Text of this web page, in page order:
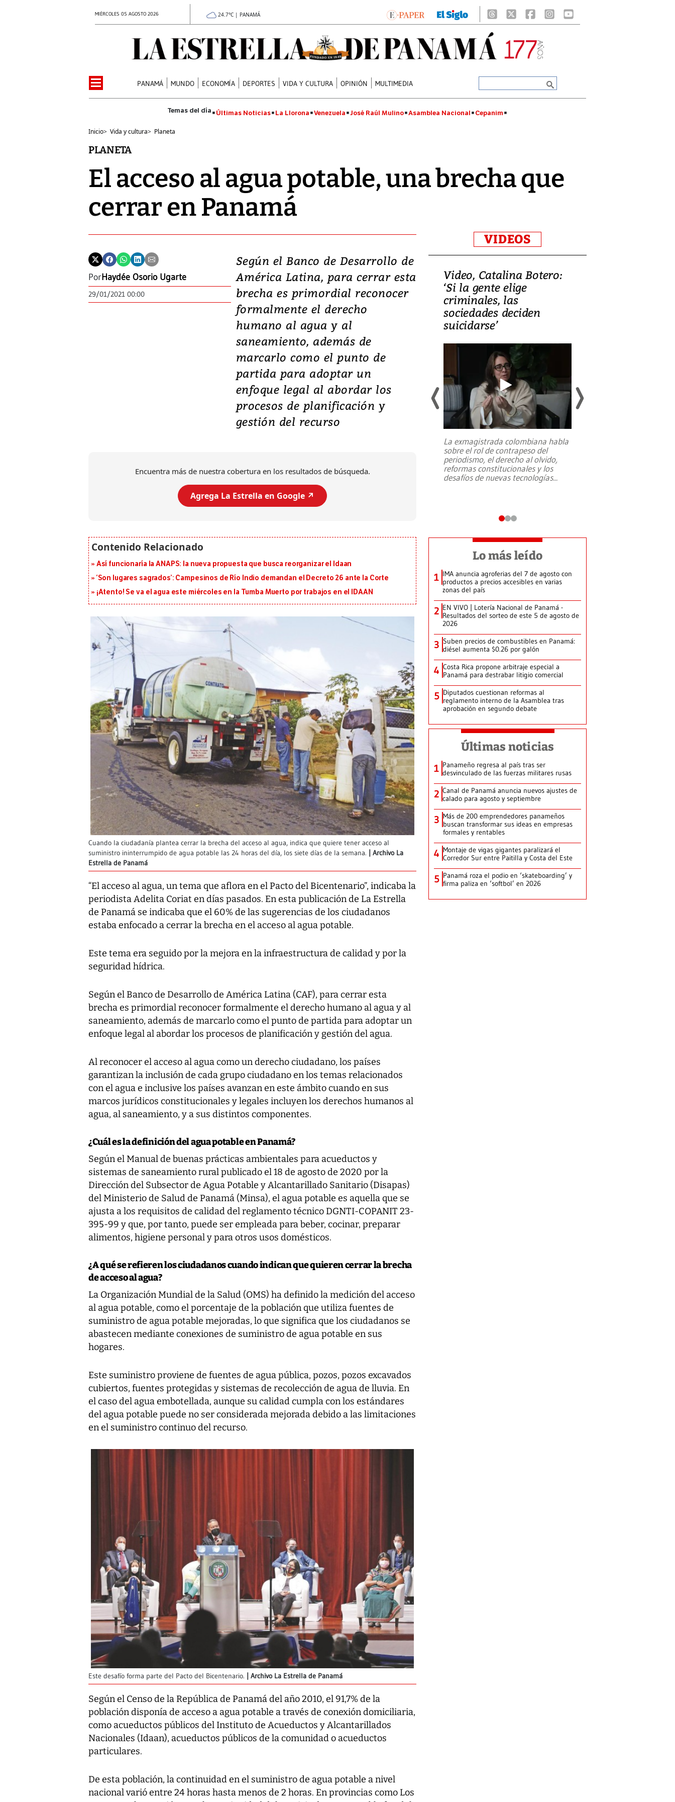
MIÉRCOLES 05 AGOSTO 2026 24.7°C | PANAMÁ
PANAMÁ MUNDO ECONOMÍA DEPORTES VIDA Y CULTURA OPINIÓN MULTIMEDIA
Últimas Noticias La Llorona Venezuela José Raúl Mulino Asamblea Nacional Cepanim
Inicio> Vida y cultura> Planeta
PLANETA
El acceso al agua potable, una brecha que
cerrar en Panamá
PorHaydée Osorio Ugarte
29/01/2021 00:00
Según el Banco de Desarrollo de
América Latina, para cerrar esta
brecha es primordial reconocer
formalmente el derecho
humano al agua y al
saneamiento, además de
marcarlo como el punto de
partida para adoptar un
enfoque legal al abordar los
procesos de planificación y
gestión del recurso
Encuentra más de nuestra cobertura en los resultados de búsqueda.
Agrega La Estrella en Google ↗️
Así funcionaría la ANAPS: la nueva propuesta que busca reorganizar el Idaan
‘Son lugares sagrados’: Campesinos de Río Indio demandan el Decreto 26 ante la Corte
¡Atento! Se va el agua este miércoles en la Tumba Muerto por trabajos en el IDAAN
Cuando la ciudadanía plantea cerrar la brecha del acceso al agua, indica que quiere tener acceso al
suministro ininterrumpido de agua potable las 24 horas del día, los siete días de la semana.
Archivo La
Estrella de Panamá
“El acceso al agua, un tema que aflora en el Pacto del Bicentenario”, indicaba la
periodista Adelita Coriat en días pasados. En esta publicación de La Estrella
de Panamá se indicaba que el 60% de las sugerencias de los ciudadanos
estaba enfocado a cerrar la brecha en el acceso al agua potable.
Este tema era seguido por la mejora en la infraestructura de calidad y por la
seguridad hídrica.
Según el Banco de Desarrollo de América Latina (CAF), para cerrar esta
brecha es primordial reconocer formalmente el derecho humano al agua y al
saneamiento, además de marcarlo como el punto de partida para adoptar un
enfoque legal al abordar los procesos de planificación y gestión del agua.
Al reconocer el acceso al agua como un derecho ciudadano, los países
garantizan la inclusión de cada grupo ciudadano en los temas relacionados
con el agua e inclusive los países avanzan en este ámbito cuando en sus
marcos jurídicos constitucionales y legales incluyen los derechos humanos al
agua, al saneamiento, y a sus distintos componentes.
¿Cuál es la definición del agua potable en Panamá?
Según el Manual de buenas prácticas ambientales para acueductos y
sistemas de saneamiento rural publicado el 18 de agosto de 2020 por la
Dirección del Subsector de Agua Potable y Alcantarillado Sanitario (Disapas)
del Ministerio de Salud de Panamá (Minsa), el agua potable es aquella que se
ajusta a los requisitos de calidad del reglamento técnico DGNTI-COPANIT 23-
395-99 y que, por tanto, puede ser empleada para beber, cocinar, preparar
alimentos, higiene personal y para otros usos domésticos.
¿A qué se refieren los ciudadanos cuando indican que quieren cerrar la brecha
de acceso al agua?
La Organización Mundial de la Salud (OMS) ha definido la medición del acceso
al agua potable, como el porcentaje de la población que utiliza fuentes de
suministro de agua potable mejoradas, lo que significa que los ciudadanos se
abastecen mediante conexiones de suministro de agua potable en sus
hogares.
Este suministro proviene de fuentes de agua pública, pozos, pozos excavados
cubiertos, fuentes protegidas y sistemas de recolección de agua de lluvia. En
el caso del agua embotellada, aunque su calidad cumpla con los estándares
del agua potable puede no ser considerada mejorada debido a las limitaciones
en el suministro continuo del recurso.
Este desafío forma parte del Pacto del Bicentenario. Archivo La Estrella de Panamá
Según el Censo de la República de Panamá del año 2010, el 91,7% de la
población disponía de acceso a agua potable a través de conexión domiciliaria,
como acueductos públicos del Instituto de Acueductos y Alcantarillados
Nacionales (Idaan), acueductos públicos de la comunidad o acueductos
particulares.
De esta población, la continuidad en el suministro de agua potable a nivel
nacional varió entre 24 horas hasta menos de 2 horas. En provincias como Los
VIDEOS
Video, Japón: Terremoto
deja heridos y graves
daños en Kumamoto
Un fuerte terremoto de magnitud
7,1 se registró este martes 28 de
Video, Catalina Botero:
‘Si la gente elige
criminales, las
sociedades deciden
suicidarse’
La exmagistrada colombiana habla
sobre el rol de contrapeso del
periodismo, el derecho al olvido,
reformas constitucionales y los
desafíos de nuevas tecnologías...
Lo más leído
1 IMA anuncia agroferias del 7 de agosto con
productos a precios accesibles en varias
zonas del país
2 EN VIVO | Lotería Nacional de Panamá -
Resultados del sorteo de este 5 de agosto de
2026
3 Suben precios de combustibles en Panamá:
diésel aumenta $0.26 por galón
4 Costa Rica propone arbitraje especial a
Panamá para destrabar litigio comercial
5 Diputados cuestionan reformas al
reglamento interno de la Asamblea tras
aprobación en segundo debate
Últimas noticias
1 Panameño regresa al país tras ser
desvinculado de las fuerzas militares rusas
2 Canal de Panamá anuncia nuevos ajustes de
calado para agosto y septiembre
3 Más de 200 emprendedores panameños
buscan transformar sus ideas en empresas
formales y rentables
4 Montaje de vigas gigantes paralizará el
Corredor Sur entre Paitilla y Costa del Este
5 Panamá roza el podio en ‘skateboarding’ y
firma paliza en ‘softbol’ en 2026